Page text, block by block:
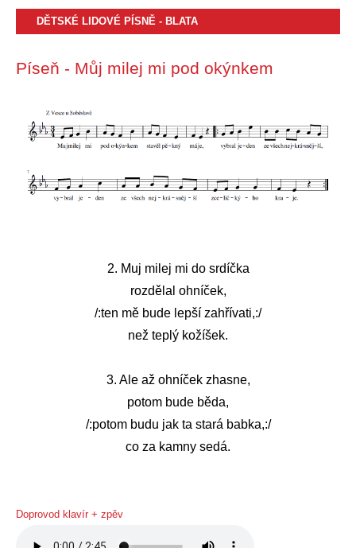
DĚTSKÉ LIDOVÉ PÍSNĚ - BLATA
Píseň - Můj milej mi pod okýnkem
2. Muj milej mi do srdíčka
rozdělal ohníček,
/:ten mě bude lepší zahřívati,:/
než teplý kožíšek.
3. Ale až ohníček zhasne,
potom bude běda,
/:potom budu jak ta stará babka,:/
co za kamny sedá.
Doprovod klavír + zpěv